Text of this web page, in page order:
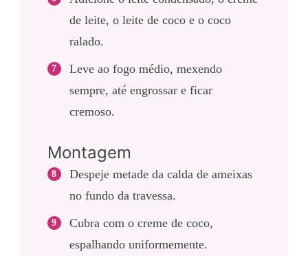
de leite, o leite de coco e o coco
ralado.
Leve ao fogo médio, mexendo
sempre, até engrossar e ficar
cremoso.
Montagem
Despeje metade da calda de ameixas
no fundo da travessa.
Cubra com o creme de coco,
espalhando uniformemente.